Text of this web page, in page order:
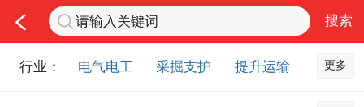
行业： 电气电工 采掘支护
提升运输
更多